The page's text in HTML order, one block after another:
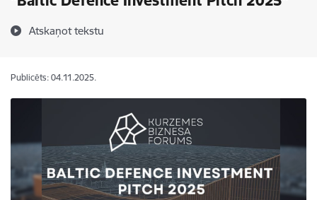
Atskaņot tekstu
Publicēts: 04.11.2025.